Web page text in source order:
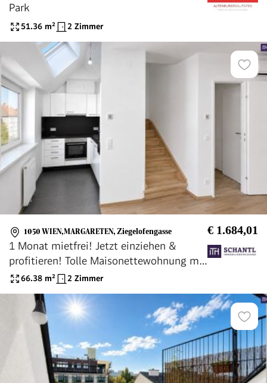
Park
51.36 m² 2 Zimmer
1050 WIEN,MARGARETEN, Ziegelofengasse € 1.684,01
1 Monat mietfrei! Jetzt einziehen &
profitieren! Tolle Maisonettewohnung mit
Klimaanlage
66.38 m² 2 Zimmer